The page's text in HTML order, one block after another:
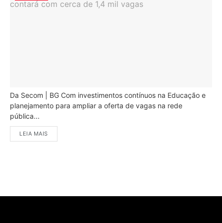
Da Secom | BG Com investimentos contínuos na Educação e
planejamento para ampliar a oferta de vagas na rede
pública...
LEIA MAIS